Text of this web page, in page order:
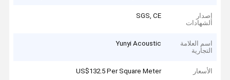
إصدار
الشهادات
SGS, CE
اسم العلامة
التجارية
Yunyi Acoustic
الأسعار US$132.5 Per Square Meter